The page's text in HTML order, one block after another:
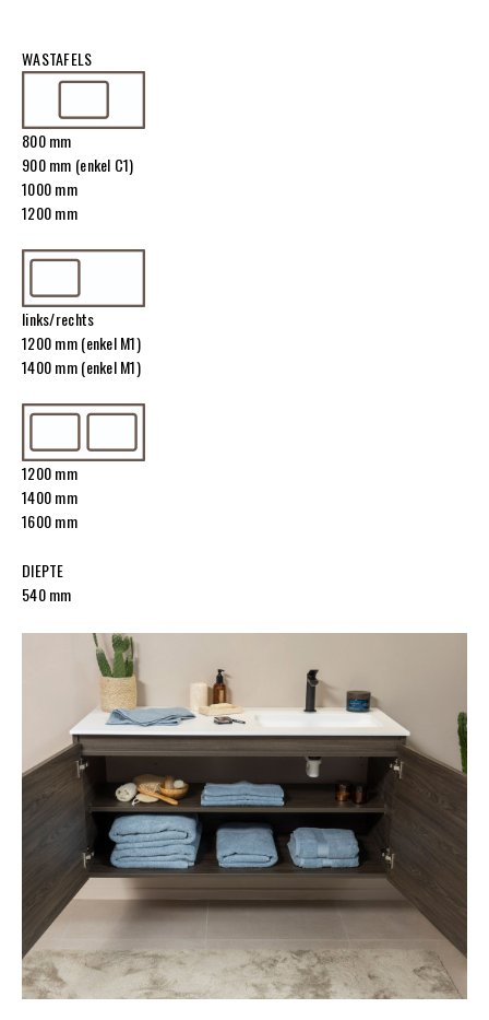
WASTAFELS
800 mm
900 mm (enkel C1)
1000 mm
1200 mm
links/rechts
1200 mm (enkel M1)
1400 mm (enkel M1)
1200 mm
1400 mm
1600 mm
DIEPTE
540 mm